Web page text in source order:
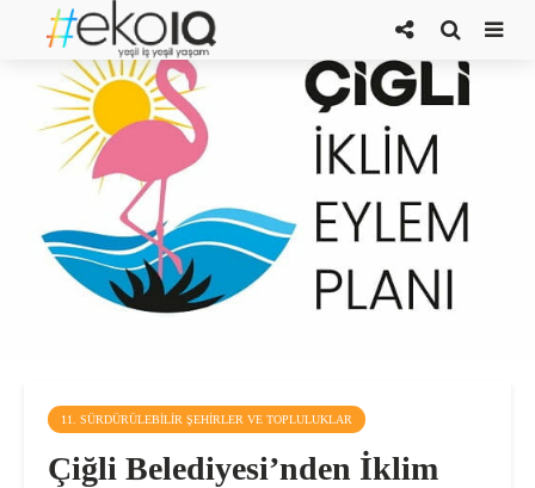
11. SÜRDÜRÜLEBILIR ŞEHIRLER VE TOPLULUKLAR
Çiğli Belediyesi’nden İklim